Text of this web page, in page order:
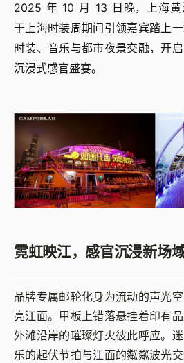
2025 年 10 月 13 日晚，上海黄
于上海时装周期间引领嘉宾踏上
时装、音乐与都市夜景交融，开
沉浸式感官盛宴。
霓虹映江，感官沉浸新场
品牌专属邮轮化身为流动的声光
亮江面。甲板上错落悬挂着印有
外滩沿岸的璀璨灯火彼此呼应。
乐的起伏节拍与江面的粼粼波光